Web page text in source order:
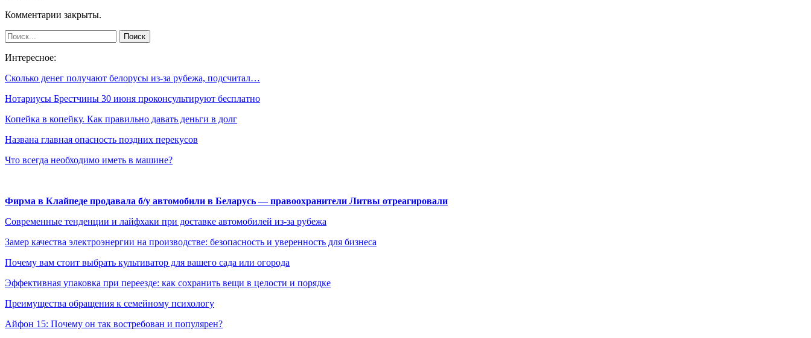
Комментарии закрыты.
Интересное:
Сколько денег получают белорусы из-за рубежа, подсчитал…
Нотариусы Брестчины 30 июня проконсультируют бесплатно
Копейка в копейку. Как правильно давать деньги в долг
Названа главная опасность поздних перекусов
Что всегда необходимо иметь в машине?
Фирма в Клайпеде продавала б/у автомобили в Беларусь — правоохранители Литвы отреагировали
Современные тенденции и лайфхаки при доставке автомобилей из-за рубежа
Замер качества электроэнергии на производстве: безопасность и уверенность для бизнеса
Почему вам стоит выбрать культиватор для вашего сада или огорода
Эффективная упаковка при переезде: как сохранить вещи в целости и порядке
Преимущества обращения к семейному психологу
Айфон 15: Почему он так востребован и популярен?